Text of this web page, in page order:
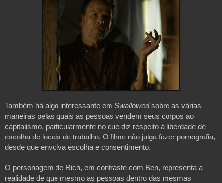
Também há algo interessante em Swallowed sobre as várias
maneiras pelas quais as pessoas vendem seus corpos ao
capitalismo, particularmente no que diz respeito à liberdade de
escolha de locais de trabalho. O filme não julga fazer pornografia,
desde que envolva escolha e consentimento.
O personagem de Rich, em contraste com Ben, representa a
realidade de que mesmo as pessoas dentro das mesmas